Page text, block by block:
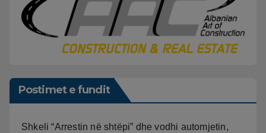
Postimet e fundit
Shkeli “Arrestin në shtëpi” dhe vodhi automjetin,